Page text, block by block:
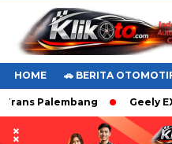
HOME 🚗 BERITA
Palembang Geely